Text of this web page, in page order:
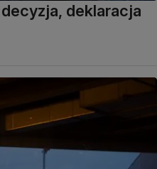
decyzja, deklaracja